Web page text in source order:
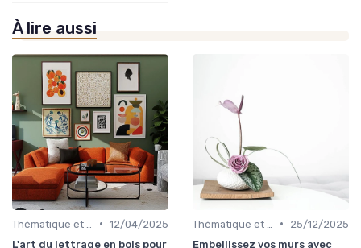
À lire aussi
• 12/04/2025
L'art du lettrage en bois pour
•
25/12/2025
Embellissez vos murs avec